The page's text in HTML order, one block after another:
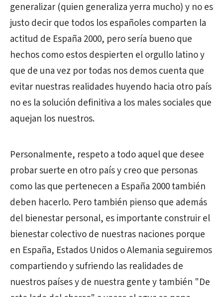
generalizar (quien generaliza yerra mucho) y no es
justo decir que todos los españoles comparten la
actitud de España 2000, pero sería bueno que
hechos como estos despierten el orgullo latino y
que de una vez por todas nos demos cuenta que
evitar nuestras realidades huyendo hacia otro país
no es la solución definitiva a los males sociales que
aquejan los nuestros.
Personalmente, respeto a todo aquel que desee
probar suerte en otro país y creo que personas
como las que pertenecen a España 2000 también
deben hacerlo. Pero también pienso que además
del bienestar personal, es importante construir el
bienestar colectivo de nuestras naciones porque
en España, Estados Unidos o Alemania seguiremos
compartiendo y sufriendo las realidades de
nuestros países y de nuestra gente y también "De